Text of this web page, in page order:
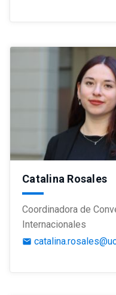
Catalina Rosales
Coordinadora de
Internacionales
email